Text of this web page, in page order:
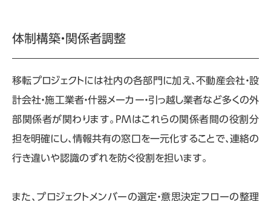
体制構築・関係者調整
移転プロジェクトには社内の各部門に加え、不動産会社・設
計会社・施工業者・什器メーカー・引っ越し業者など多くの外
部関係者が関わります。 PMはこれらの関係者間の役割分
担を明確にし、情報共有の窓口を一元化することで、連絡の
行き違いや認識のずれを防ぐ役割を担います。
また、プロジェクトメンバーの選定・意思決定フローの整理